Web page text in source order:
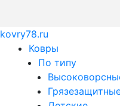
kovry78.ru
Ковры
По типу